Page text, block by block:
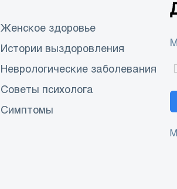
Женское здоровье
Истории выздоровления
Неврологические заболевания
Советы психолога
Симптомы